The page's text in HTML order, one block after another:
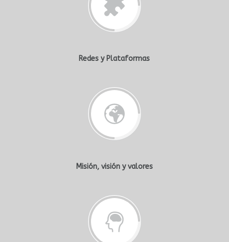
Redes y Plataformas
Misión, visión y valores